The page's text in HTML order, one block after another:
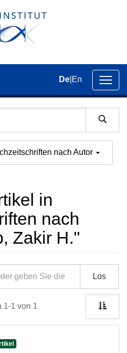
der
De En
nach Autor
in
nach
Zakir H."
Los
1-1 von 1